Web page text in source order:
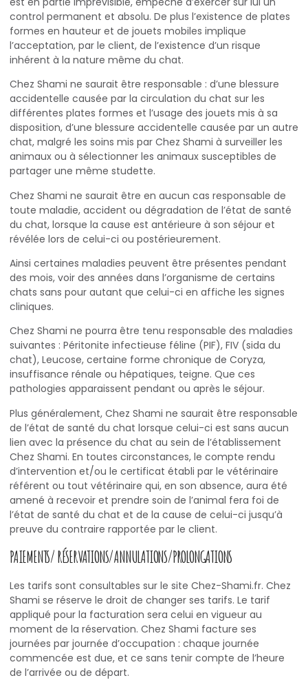
control permanent et absolu. De plus l’existence de plates
formes en hauteur et de jouets mobiles implique
l’acceptation, par le client, de l’existence d’un risque
inhérent à la nature même du chat.
Chez Shami ne saurait être responsable : d’une blessure
accidentelle causée par la circulation du chat sur les
différentes plates formes et l’usage des jouets mis à sa
disposition, d’une blessure accidentelle causée par un autre
chat, malgré les soins mis par Chez Shami à surveiller les
animaux ou à sélectionner les animaux susceptibles de
partager une même studette.
Chez Shami ne saurait être en aucun cas responsable de
toute maladie, accident ou dégradation de l’état de santé
du chat, lorsque la cause est antérieure à son séjour et
révélée lors de celui-ci ou postérieurement.
Ainsi certaines maladies peuvent être présentes pendant
des mois, voir des années dans l’organisme de certains
chats sans pour autant que celui-ci en affiche les signes
cliniques.
Chez Shami ne pourra être tenu responsable des maladies
suivantes : Péritonite infectieuse féline (PIF), FIV (sida du
chat), Leucose, certaine forme chronique de Coryza,
insuffisance rénale ou hépatiques, teigne. Que ces
pathologies apparaissent pendant ou après le séjour.
Plus généralement, Chez Shami ne saurait être responsable
de l’état de santé du chat lorsque celui-ci est sans aucun
lien avec la présence du chat au sein de l’établissement
Chez Shami. En toutes circonstances, le compte rendu
d’intervention et/ou le certificat établi par le vétérinaire
référent ou tout vétérinaire qui, en son absence, aura été
amené à recevoir et prendre soin de l’animal fera foi de
l’état de santé du chat et de la cause de celui-ci jusqu’à
preuve du contraire rapportée par le client.
PAIEMENTS/ RÉSERVATIONS/ANNULATIONS/PROLONGATIONS
Les tarifs sont consultables sur le site Chez-Shami.fr. Chez
Shami se réserve le droit de changer ses tarifs. Le tarif
appliqué pour la facturation sera celui en vigueur au
moment de la réservation. Chez Shami facture ses
journées par journée d’occupation : chaque journée
commencée est due, et ce sans tenir compte de l’heure
de l’arrivée ou de départ.